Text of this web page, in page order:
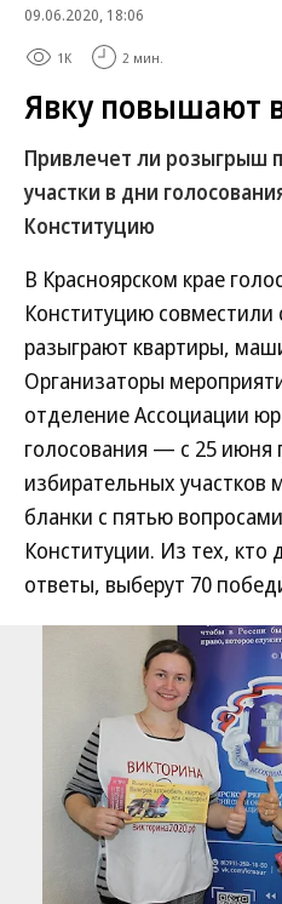
09.06.2020, 18:06
1K 2 мин.
Явку повышают
Привлечет ли розыгрыш
участки в дни
Конституцию
В Красноярском крае
Конституцию совместили
разыграют квартиры,
Организаторы
отделение Ассоциации
голосования — с 25
избирательных участков
бланки с пятью
Конституции. Из тех, кто
ответы, выберут 70